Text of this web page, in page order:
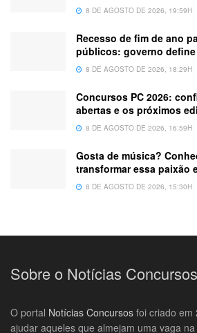
8 DE AGOSTO DE 2026, 19:59H
Recesso de fim de ano
públicos: governo define
8 DE AGOSTO DE 2026, 18:29H
Concursos PC 2026:
abertas e os próximos
8 DE AGOSTO DE 2026, 16:59H
Gosta de música?
transformar essa paixão
8 DE AGOSTO DE 2026, 15:30H
Sobre o Notícias Concursos
O portal Notícias Concursos foi criado em
ajudar aqueles que almejam uma vaga